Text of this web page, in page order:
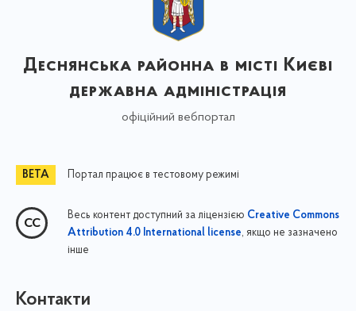
Деснянська районна в місті Києві
державна адміністрація
офіційний вебпортал
Портал працює в тестовому режимі
Весь контент доступний за ліцензією Creative Commons
Attribution 4.0 International license, якщо не зазначено
інше
Контакти